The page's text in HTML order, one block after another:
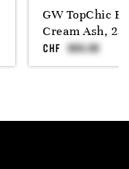
GW TopChic
Cream Ash,
CHF